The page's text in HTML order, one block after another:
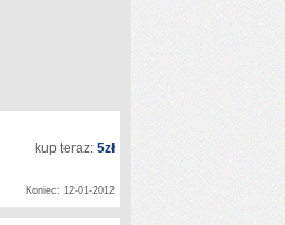
kup teraz: 5zł
Koniec: 12-01-2012